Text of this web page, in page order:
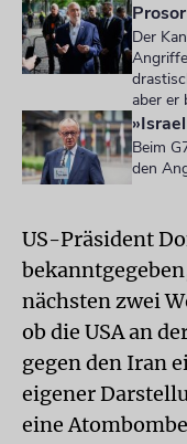
Der
aber er
Beim
den
US-Präsident
nächsten zwei
ob die USA an
gegen den Iran
eigener
eine